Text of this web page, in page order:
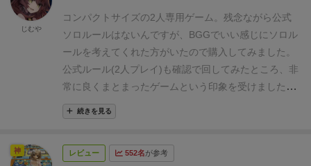
2人でカードやコマの手渡しをするところが、アナロ
グゲームならではのやりとりという感じで良い。
上の資材が描かれたアクションは、収穫となり手元に
プレイするとアイコンと同じ作物等を獲得して倉庫に
保管します。
2枚目の収穫アクションをするとすでに
実行した収穫アクションカードの上にズラして重ねて
描かれているアイコンが収穫でき2個ぐらいは収穫が
増えますね。
が溢れると相手に渡すことになるので、資材管理もし
っかりとしないといけません。
コンパクトサイズの2人専用ゲーム。残念ながら公式
ソロルールはないんですが、BGGでいい感じにソロル
ールを考えてくれた方がいたので購入してみました。
公式ルール(2人プレイ)も確認で回してみたところ、非
常に良くまとまったゲームという印象を受けましたの
で、一部非公式も混じりますがレビューさせていただ
きます。概 要
ビールの材料となる農作物や水を集め、生産して外貨
続きを見る
じむや
レビュー 552名が参考
神